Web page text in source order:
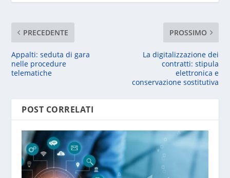
PRECEDENTE
Appalti: seduta di gara
nelle procedure
telematiche
PROSSIMO
La digitalizzazione dei
contratti: stipula
elettronica e
conservazione sostitutiva
POST CORRELATI